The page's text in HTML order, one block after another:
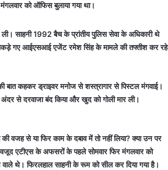
को ऑफिस बुलाया गया था।
साहनी 1992 बैच के प्रांतीय पुलिस सेवा के अधिकारी थे
गए आईएसआई एजेंट रमेश सिंह के मामले की तफ्तीश कर रहे
बात कहकर ड्राइवर मनोज से शस्त्रागार से पिस्टल मंगवाई।
से दरवाजा बंद किया और खुद को गोली मार ली।
वजह से या फिर काम के दबाव में तो नहीं लिया? क्या उन पर
एटीएस के अफसरों के पहले सोमवार फिर मंगलवार को
थे। फिरलहाल साहनी के रूम को सील कर दिया गया है।